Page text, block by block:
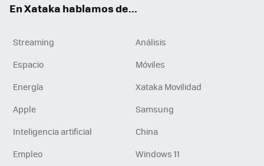
En Xataka hablamos de...
Streaming
Análisis
Espacio
Móviles
Energía
Xataka Movilidad
Apple
Samsung
Inteligencia artificial
China
Empleo
Windows 11